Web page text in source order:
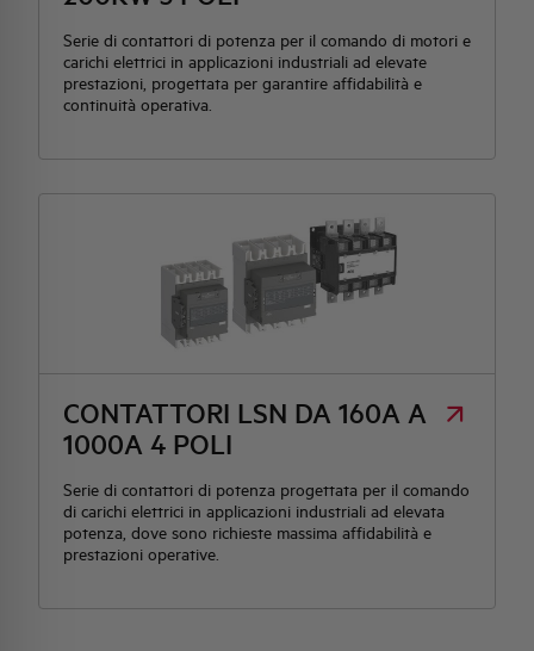
Serie di contattori di potenza per il comando di motori e
carichi elettrici in applicazioni industriali ad elevate
prestazioni, progettata per garantire affidabilità e
continuità operativa.
CONTATTORI LSN DA 160A A
1000A 4 POLI
Serie di contattori di potenza progettata per il comando
di carichi elettrici in applicazioni industriali ad elevata
potenza, dove sono richieste massima affidabilità e
prestazioni operative.